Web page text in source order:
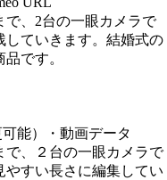
で、2台の一眼カメラで
していきます。結婚式の
です。
能）・動画データ
で、２台の一眼カメラで
すい長さに編集してい